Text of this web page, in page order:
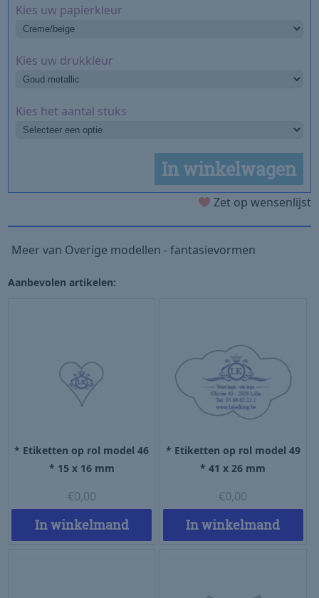
Kies uw papierkleur
Kies uw drukkleur
Kies het aantal stuks
In winkelwagen
Zet op wensenlijst
Meer van Overige modellen - fantasievormen
Aanbevolen artikelen:
* Etiketten op rol model 46
* 15 x 16 mm
€0,00
In winkelmand
* Etiketten op rol model 49
* 41 x 26 mm
€0,00
In winkelmand